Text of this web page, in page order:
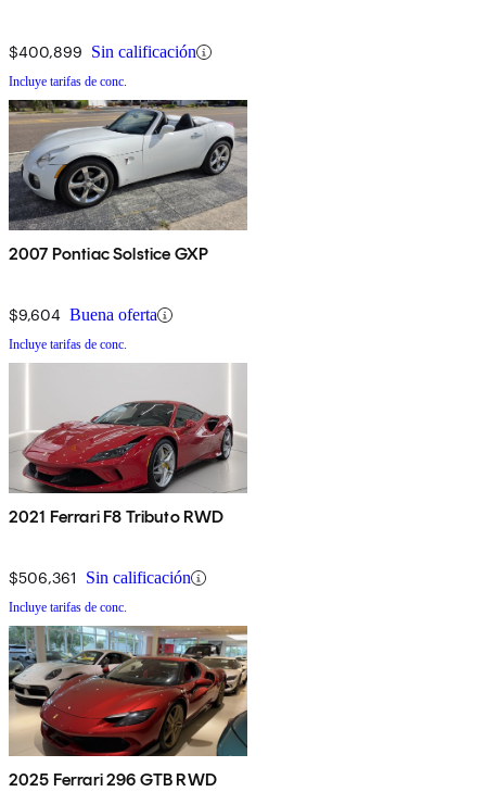
$400,899 Sin calificación
Incluye tarifas de conc.
2007 Pontiac Solstice GXP
$9,604 Buena oferta
Incluye tarifas de conc.
2021 Ferrari F8 Tributo RWD
$506,361 Sin calificación
Incluye tarifas de conc.
2025 Ferrari 296 GTB RWD